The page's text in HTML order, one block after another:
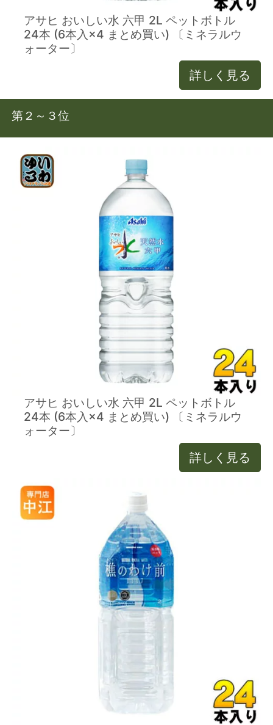
アサヒ おいしい水 六甲 2L ペットボトル
24本 (6本入×4 まとめ買い) 〔ミネラルウ
ォーター〕
詳しく見る
第２～３位
アサヒ おいしい水 六甲 2L ペットボトル
24本 (6本入×4 まとめ買い) 〔ミネラルウ
ォーター〕
詳しく見る